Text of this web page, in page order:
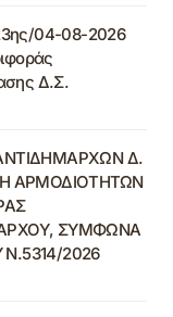
04-08-2026
Δ.Σ.
Δ.
ΑΡΜΟΔΙΟΤΗΤΩΝ
ΣΥΜΦΩΝΑ
Ν.5314/2026